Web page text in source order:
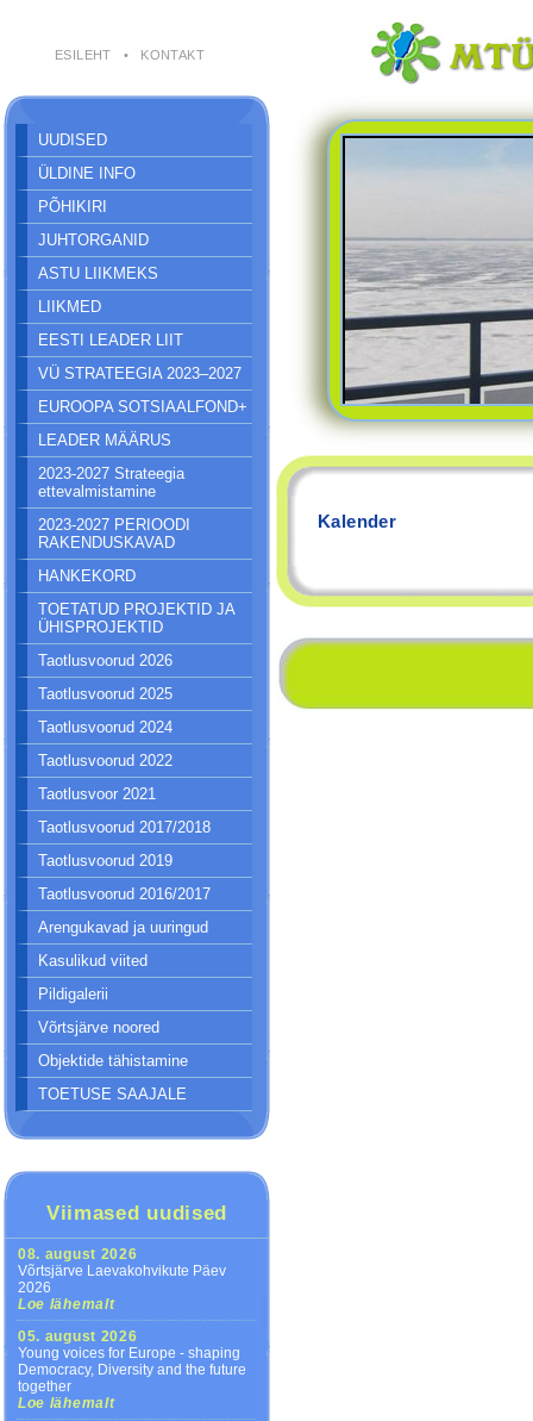
ESILEHT • KONTAKT
UUDISED
ÜLDINE INFO
PÕHIKIRI
JUHTORGANID
ASTU LIIKMEKS
LIIKMED
EESTI LEADER LIIT
VÜ STRATEEGIA 2023–2027
EUROOPA SOTSIAALFOND+
LEADER MÄÄRUS
2023-2027 Strateegia
ettevalmistamine
2023-2027 PERIOODI
RAKENDUSKAVAD
HANKEKORD
TOETATUD PROJEKTID JA
ÜHISPROJEKTID
Taotlusvoorud 2026
Taotlusvoorud 2025
Taotlusvoorud 2024
Taotlusvoorud 2022
Taotlusvoor 2021
Taotlusvoorud 2017/2018
Taotlusvoorud 2019
Taotlusvoorud 2016/2017
Arengukavad ja uuringud
Kasulikud viited
Pildigalerii
Võrtsjärve noored
Objektide tähistamine
TOETUSE SAAJALE
Viimased uudised
08. august 2026
Võrtsjärve Laevakohvikute Päev
2026
Loe lähemalt
05. august 2026
Young voices for Europe - shaping
Democracy, Diversity and the future
together
Loe lähemalt
Kalender